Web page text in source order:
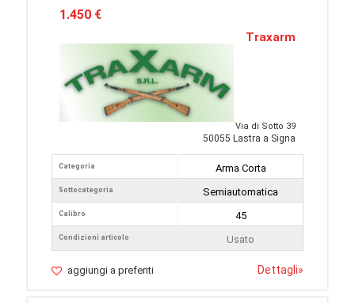
1.450 €
Traxarm
Via di Sotto 39
50055 Lastra a Signa
Categoria
Sottocategoria
Calibro
Condizioni articolo
Arma Corta
Semiautomatica
45
Usato
aggiungi a preferiti Dettagli»